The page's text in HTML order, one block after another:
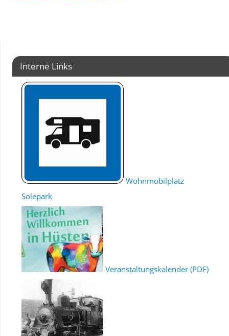
Interne Links
Wohnmobilplatz
Solepark
Veranstaltungskalender (PDF)